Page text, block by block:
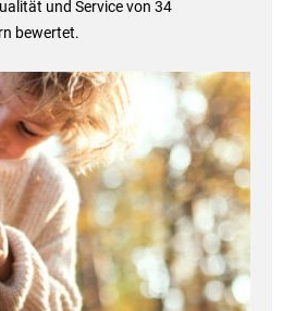
und Service von 34
bewertet.